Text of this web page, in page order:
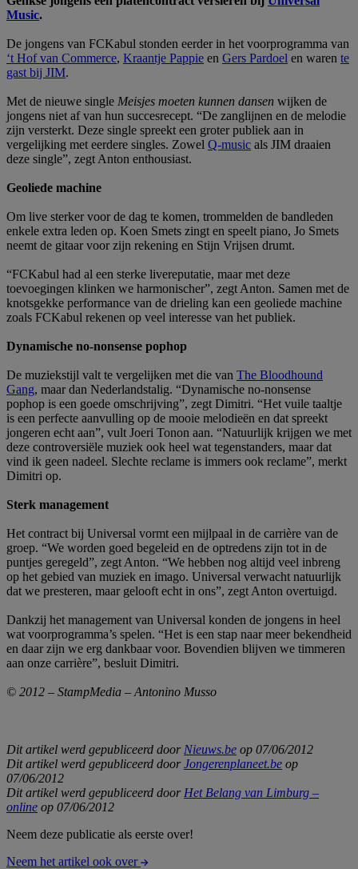
Music.
De jongens van FCKabul stonden eerder in het voorprogramma van
‘t Hof van Commerce, Kraantje Pappie en Gers Pardoel en waren te
gast bij JIM.
Met de nieuwe single Meisjes moeten kunnen dansen wijken de
jongens niet af van hun succesrecept. “De zanglijnen en de melodie
zijn versterkt. Deze single spreekt een groter publiek aan in
vergelijking met eerdere singles. Zowel Q-music als JIM draaien
deze single”, zegt Anton enthousiast.
Geoliede machine
Om live sterker voor de dag te komen, trommelden de bandleden
enkele extra leden op. Koen Smets zingt en speelt piano, Jo Smets
neemt de gitaar voor zijn rekening en Stijn Vrijsen drumt.
“FCKabul had al een sterke livereputatie, maar met deze
toevoegingen klinken we harmonischer”, zegt Anton. Samen met de
knotsgekke performance van de drieling kan een geoliede machine
zoals FCKabul rekenen op veel interesse van het publiek.
Dynamische no-nonsense pophop
De muziekstijl valt te vergelijken met die van The Bloodhound
Gang, maar dan Nederlandstalig. “Dynamische no-nonsense
pophop is een goede omschrijving”, zegt Dimitri. “Het vuile taaltje
is een perfecte aanvulling op de mooie melodieën en dat spreekt
jongeren echt aan”, vult Joeri Tonon aan. “Natuurlijk krijgen we met
deze controversiële muziek ook heel wat tegenstanders, maar dat
vind ik geen nadeel. Slechte reclame is immers ook reclame”, merkt
Dimitri op.
Sterk management
Het contract bij Universal vormt een mijlpaal in de carrière van de
groep. “We worden goed begeleid en de optredens zijn tot in de
puntjes geregeld”, zegt Anton. “We hebben nog altijd veel inbreng
op het gebied van muziek en imago. Universal verwacht natuurlijk
dat we presteren, maar gelooft echt in ons”, zegt Anton overtuigd.
Dankzij het management van Universal konden de jongens in heel
wat voorprogramma’s spelen. “Het is een stap naar meer bekendheid
en daar zijn we erg dankbaar voor. Bovendien blijven we timmeren
aan onze carrière”, besluit Dimitri.
© 2012 – StampMedia – Antonino Musso
Dit artikel werd gepubliceerd door Nieuws.be op 07/06/2012
Dit artikel werd gepubliceerd doorJongerenplaneet.be op
07/06/2012
Dit artikel werd gepubliceerd door Het Belang van Limburg –
online op 07/06/2012
Neem deze publicatie als eerste over!
Neem het artikel ook over